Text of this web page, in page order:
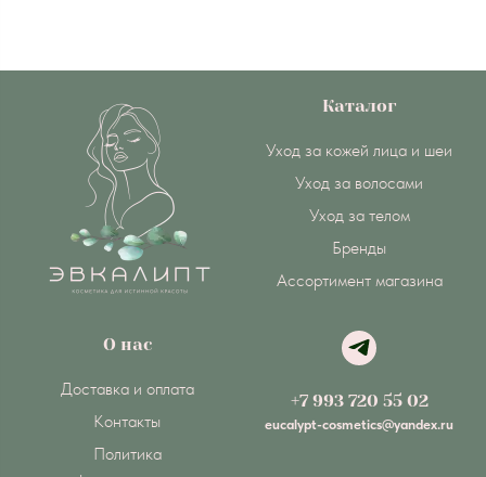
Каталог
Уход за кожей лица и шеи
Уход за волосами
Уход за телом
Бренды
Ассортимент магазина
О нас
Доставка и оплата
Контакты
Политика
+7 993 720 55 02
eucalypt-cosmetics@yandex.ru